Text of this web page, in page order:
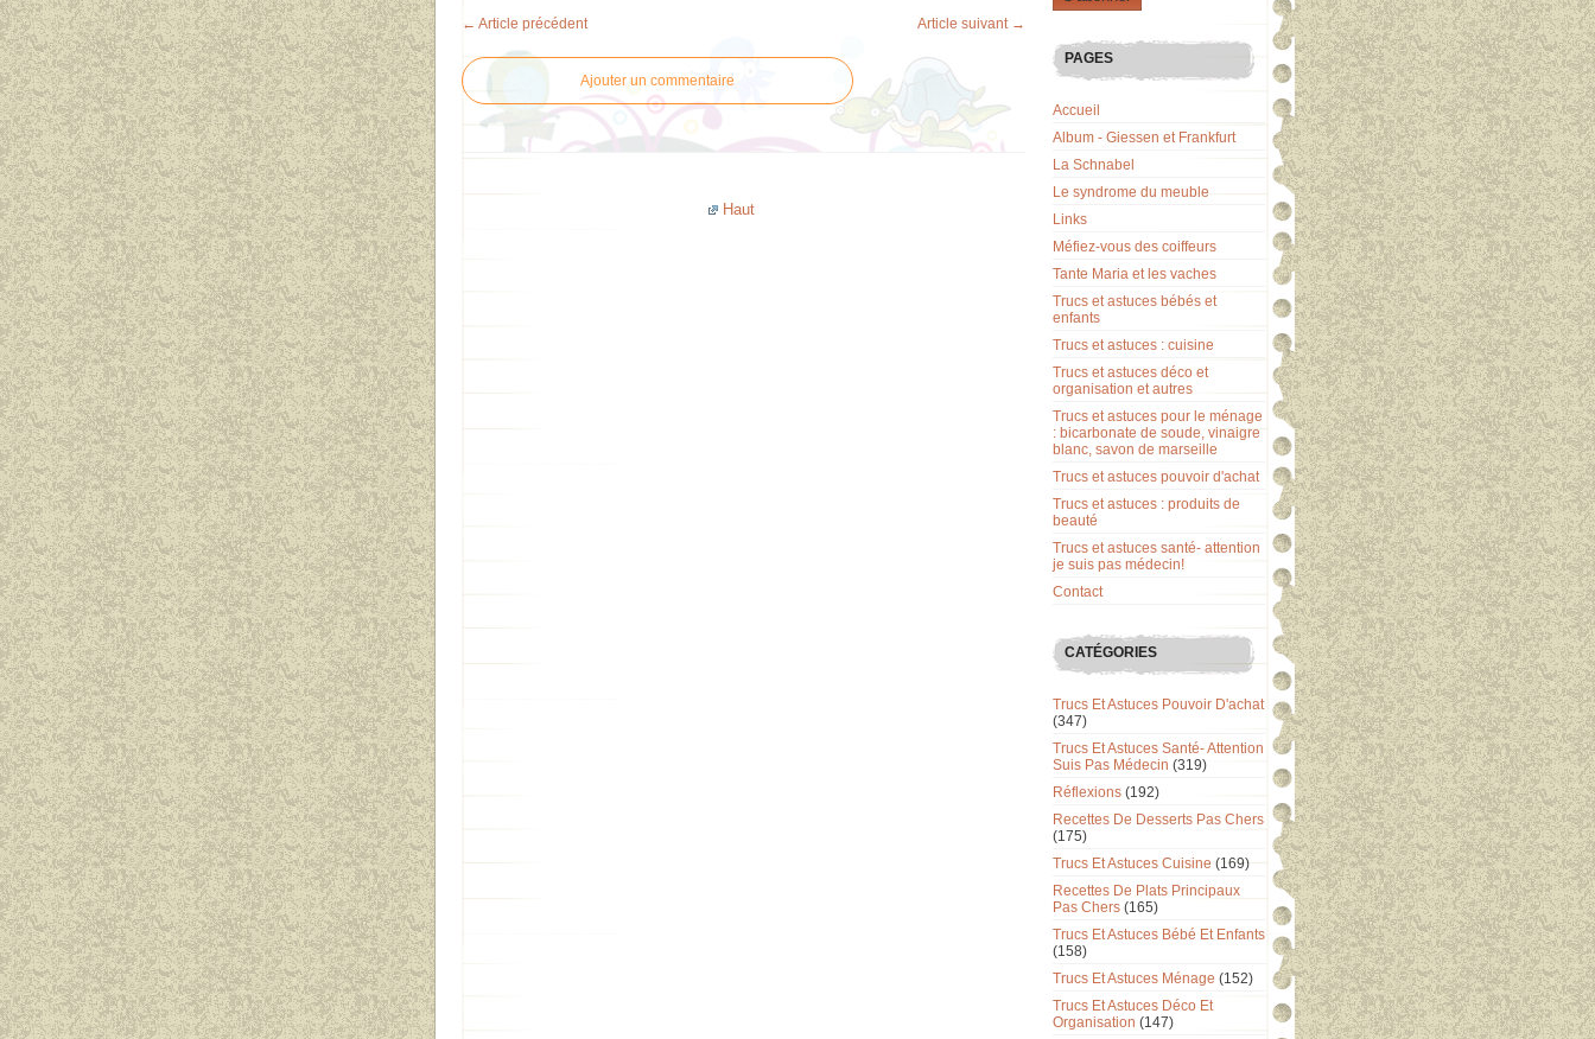
← Article précédent Article suivant →
Ajouter un commentaire
Haut
PAGES
Accueil
Album - Giessen et Frankfurt
La Schnabel
Le syndrome du meuble
Links
Méfiez-vous des coiffeurs
Tante Maria et les vaches
Trucs et astuces bébés et
enfants
Trucs et astuces : cuisine
Trucs et astuces déco et
organisation et autres
Trucs et astuces pour le ménage
: bicarbonate de soude, vinaigre
blanc, savon de marseille
Trucs et astuces pouvoir d'achat
Trucs et astuces : produits de
beauté
Trucs et astuces santé- attention
je suis pas médecin!
Contact
CATÉGORIES
Trucs Et Astuces Pouvoir D'achat
(347)
Trucs Et Astuces Santé- Attention
Suis Pas Médecin (319)
Réflexions (192)
Recettes De Desserts Pas Chers
(175)
Trucs Et Astuces Cuisine (169)
Recettes De Plats Principaux
Pas Chers (165)
Trucs Et Astuces Bébé Et Enfants
(158)
Trucs Et Astuces Ménage (152)
Trucs Et Astuces Déco Et
Organisation (147)